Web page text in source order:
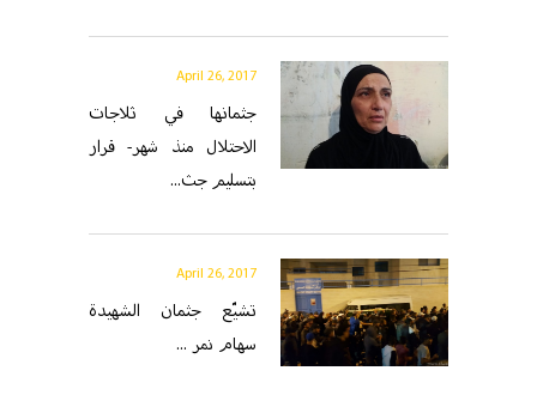
April 26, 2017
جثمانها في ثلاجات
الاحتلال منذ شهر- قرار
بتسليم جث...
April 26, 2017
تشيّع جثمان الشهيدة
سهام نمر ...